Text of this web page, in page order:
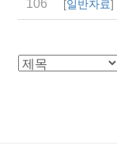
106 [일반자료]